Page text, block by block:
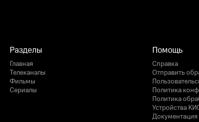
Разделы
Главная
Телеканалы
Фильмы
Сериалы
Помощь
Справка
Отправить
Политика
Политика
Устройства